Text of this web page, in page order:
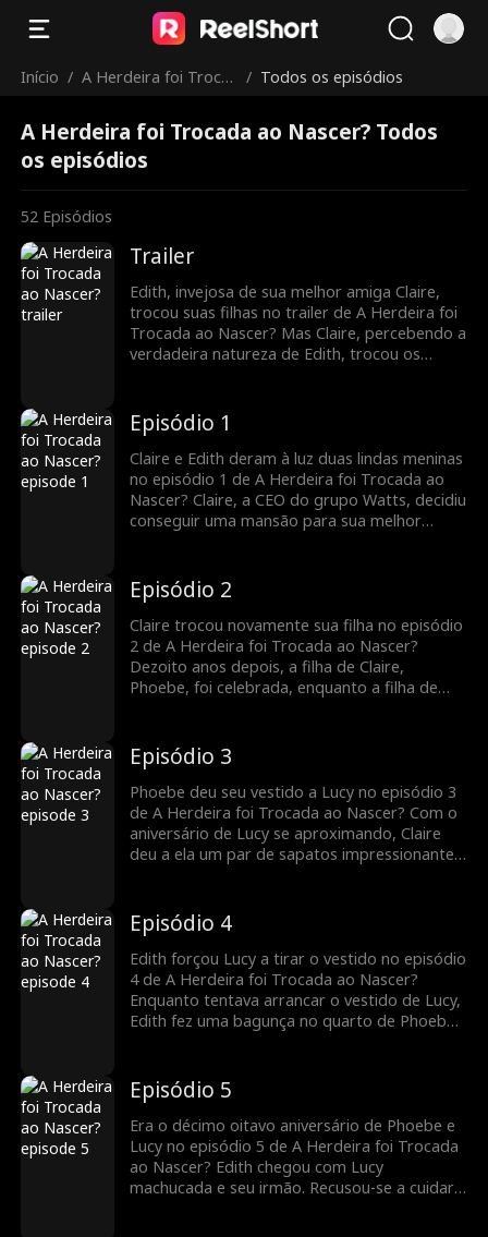
Início / A Herdeira foi Troca
/ Todos os episódios
A Herdeira foi Trocada ao Nascer? Todos
os episódios
52 Episódios
Trailer
Edith, invejosa de sua melhor amiga Claire,
trocou suas filhas no trailer de A Herdeira foi
Trocada ao Nascer? Mas Claire, percebendo a
verdadeira natureza de Edith, trocou os
após anos de abusar de sua filha Lucy, sem
saber suas verdadeiras identidades. Quando a
traição secreta de Edith foi exposta, Claire
jurou vingança para proteger sua filha.
Assista aos emocionantes episódios agora!
Episódio 1
Claire e Edith deram à luz duas lindas meninas
no episódio 1 de A Herdeira foi Trocada ao
Nascer? Claire, a CEO do grupo Watts, decidiu
conseguir uma mansão para sua melhor
descobriu o plano da amiga para trocar os
bebês. O drama fica interessante; assista aos
novos episódios!
Episódio 2
Claire trocou novamente sua filha no episódio
2 de A Herdeira foi Trocada ao Nascer?
Dezoito anos depois, a filha de Claire,
Phoebe, foi celebrada, enquanto a filha de
cruel para Lucy. Então Claire pediu a Phoebe
que ajudasse Lucy com seus ferimentos.
Quando Edith descobrirá que Lucy é sua filha
biológica?
Episódio 3
Phoebe deu seu vestido a Lucy no episódio 3
de A Herdeira foi Trocada ao Nascer? Com o
aniversário de Lucy se aproximando, Claire
deu a ela um par de sapatos impressionante.
situação, Edith a elogiou enquanto continuava
abusando de sua filha Lucy. Claire defenderá
Lucy?
Episódio 4
Edith forçou Lucy a tirar o vestido no episódio
4 de A Herdeira foi Trocada ao Nascer?
Enquanto tentava arrancar o vestido de Lucy,
Edith fez uma bagunça no quarto de Phoebe
crueldade de Edith. Enquanto isso, Claire se
recusou a intervir, esperando deixar Edith
culpada quando a verdade fosse revelada. O
que acontecerá a seguir?
Episódio 5
Era o décimo oitavo aniversário de Phoebe e
Lucy no episódio 5 de A Herdeira foi Trocada
ao Nascer? Edith chegou com Lucy
machucada e seu irmão. Recusou-se a cuidar